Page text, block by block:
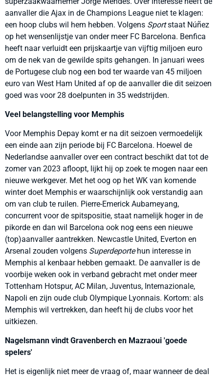
aanvaller die Ajax in de Champions League niet te klagen:
een hoop clubs wil hem hebben. Volgens Sportstaat Núñez
op het wensenlijstje van onder meer FC Barcelona. Benfica
heeft naar verluidt een prijskaartje van vijftig miljoen euro
om de nek van de gewilde spits gehangen. In januari wees
de Portugese club nog een bod ter waarde van 45 miljoen
euro van West Ham United af op de aanvaller die dit seizoen
goed was voor 28 doelpunten in 35 wedstrijden.
Veel belangstelling voor Memphis
Voor Memphis Depay komt er na dit seizoen vermoedelijk
een einde aan zijn periode bij FC Barcelona. Hoewel de
Nederlandse aanvaller over een contract beschikt dat tot de
zomer van 2023 afloopt, lijkt hij op zoek te mogen naar een
nieuwe werkgever. Met het oog op het WK van komende
winter doet Memphis er waarschijnlijk ook verstandig aan
om van club te ruilen. Pierre-Emerick Aubameyang,
concurrent voor de spitspositie, staat namelijk hoger in de
pikorde en dan wil Barcelona ook nog eens een nieuwe
(top)aanvaller aantrekken. Newcastle United, Everton en
Arsenal zouden volgens Superdeportehun interesse in
Memphis al kenbaar hebben gemaakt. De aanvaller is de
voorbije weken ook in verband gebracht met onder meer
Tottenham Hotspur, AC Milan, Juventus, Internazionale,
Napoli en zijn oude club Olympique Lyonnais. Kortom: als
Memphis wil vertrekken, dan heeft hij de clubs voor het
uitkiezen.
Nagelsmann vindt Gravenberch en Mazraoui 'goede
spelers'
Het is eigenlijk niet meer de vraag of, maar wanneer de deal